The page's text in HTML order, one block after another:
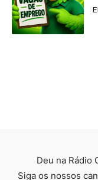
Deu na Rádio
Siga os nossos